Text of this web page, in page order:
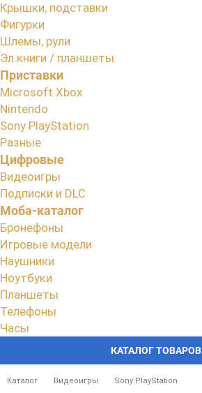
КАТАЛОГ ТОВАРОВ
Крышки, подставки
Фигурки
Шлемы, рули
Эл.книги / планшеты
Приставки
Microsoft Xbox
Nintendo
Sony PlayStation
Разные
Цифровые
Видеоигры
Подписки и DLC
Моба-каталог
Бронефоны
Игровые модели
Наушники
Ноутбуки
Планшеты
Телефоны
Часы
Каталог Видеоигры Sony PlayStation